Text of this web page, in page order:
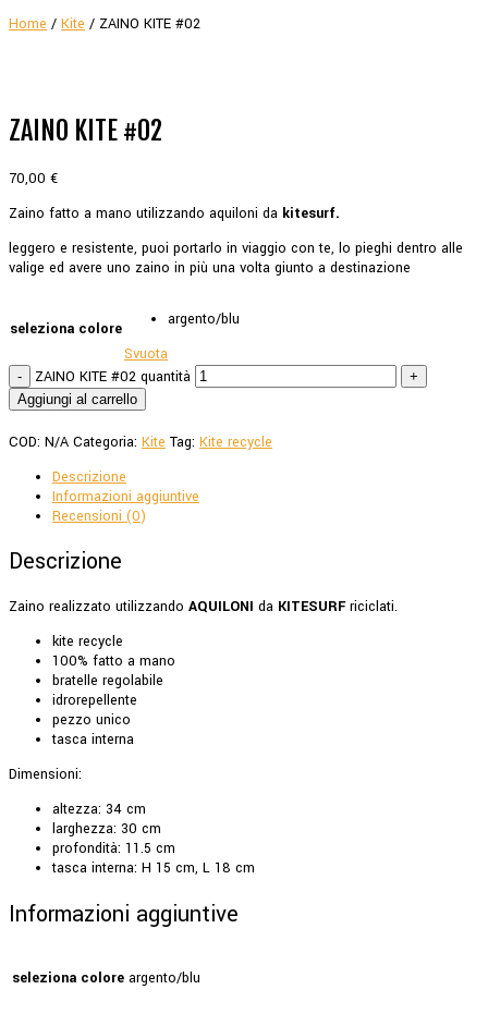
Home / Kite / ZAINO KITE #02
ZAINO KITE #02
70,00 €
Zaino fatto a mano utilizzando aquiloni da kitesurf.
leggero e resistente, puoi portarlo in viaggio con te, lo pieghi dentro alle
valige ed avere uno zaino in più una volta giunto a destinazione
seleziona colore
argento/blu
Svuota
- ZAINO KITE #02 quantità
+
Aggiungi al carrello
COD: N/A Categoria: Kite Tag: Kite recycle
Descrizione
Informazioni aggiuntive
Recensioni (0)
Descrizione
Zaino realizzato utilizzando AQUILONI da KITESURFriciclati.
kite recycle
100% fatto a mano
bratelle regolabile
idrorepellente
pezzo unico
tasca interna
Dimensioni:
altezza: 34 cm
larghezza: 30 cm
profondità: 11.5 cm
tasca interna: H 15 cm, L 18 cm
Informazioni aggiuntive
seleziona colore argento/blu